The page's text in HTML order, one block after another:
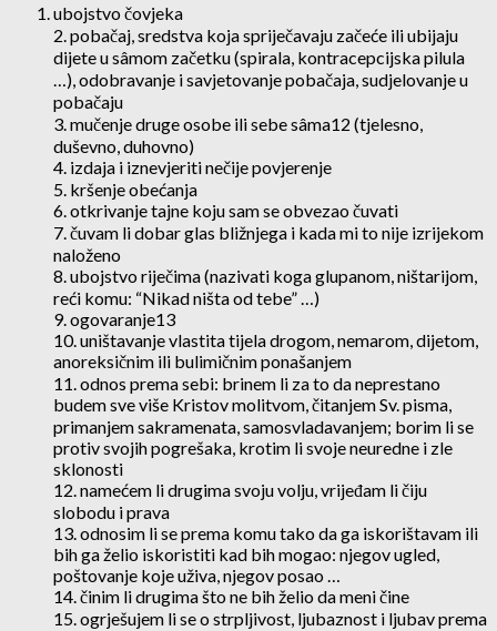
ubojstvo čovjeka
2. pobačaj, sredstva koja spriječavaju začeće ili ubijaju
dijete u sâmom začetku (spirala, kontracepcijska pilula
…), odobravanje i savjetovanje pobačaja, sudjelovanje u
pobačaju
3. mučenje druge osobe ili sebe sâma12 (tjelesno,
duševno, duhovno)
4. izdaja i iznevjeriti nečije povjerenje
5. kršenje obećanja
6. otkrivanje tajne koju sam se obvezao čuvati
7. čuvam li dobar glas bližnjega i kada mi to nije izrijekom
naloženo
8. ubojstvo riječima (nazivati koga glupanom, ništarijom,
reći komu: “Nikad ništa od tebe” …)
9. ogovaranje13
10. uništavanje vlastita tijela drogom, nemarom, dijetom,
anoreksičnim ili bulimičnim ponašanjem
11. odnos prema sebi: brinem li za to da neprestano
budem sve više Kristov molitvom, čitanjem Sv. pisma,
primanjem sakramenata, samosvladavanjem; borim li se
protiv svojih pogrešaka, krotim li svoje neuredne i zle
sklonosti
12. namećem li drugima svoju volju, vrijeđam li čiju
slobodu i prava
13. odnosim li se prema komu tako da ga iskorištavam ili
bih ga želio iskoristiti kad bih mogao: njegov ugled,
poštovanje koje uživa, njegov posao …
14. činim li drugima što ne bih želio da meni čine
15. ogrješujem li se o strpljivost, ljubaznost i ljubav prema